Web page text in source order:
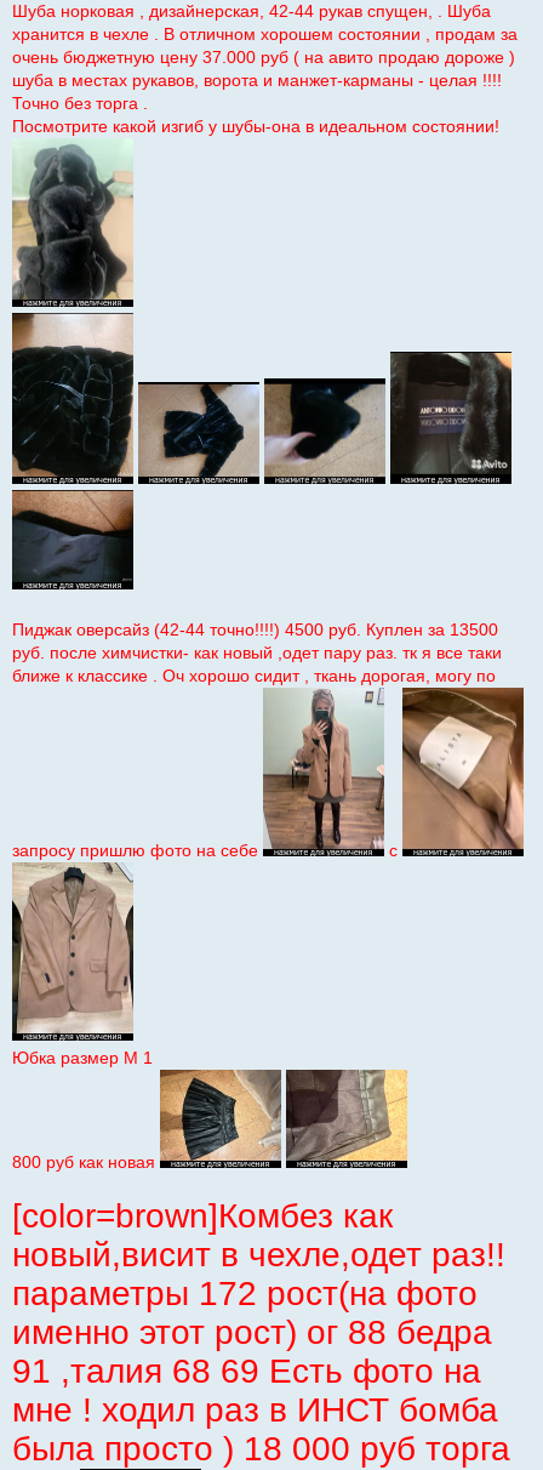
Шуба норковая , дизайнерская, 42-44 рукав спущен, . Шуба
хранится в чехле . В отличном хорошем состоянии , продам за
очень бюджетную цену 37.000 руб ( на авито продаю дороже )
шуба в местах рукавов, ворота и манжет-карманы - целая !!!!
Точно без торга .
Посмотрите какой изгиб у шубы-она в идеальном состоянии!
Пиджак оверсайз (42-44 точно!!!!) 4500 руб. Куплен за 13500
руб. после химчистки- как новый ,одет пару раз. тк я все таки
ближе к классике . Оч хорошо сидит , ткань дорогая, могу по
запросу пришлю фото на себе с
Юбка размер М 1
800 руб как новая
[color=brown]Комбез как
новый,висит в чехле,одет раз!!
параметры 172 рост(на фото
именно этот рост) ог 88 бедра
91 ,талия 68 69 Есть фото на
мне ! ходил раз в ИНСТ бомба
была просто ) 18 000 руб торга